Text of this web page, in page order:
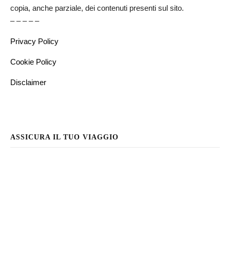
copia, anche parziale, dei contenuti presenti sul sito.
– – – – –
Privacy Policy
Cookie Policy
Disclaimer
ASSICURA IL TUO VIAGGIO